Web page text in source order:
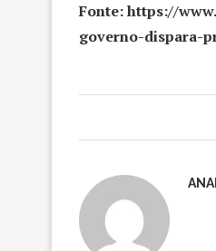
Fonte: https://
governo-dispara-